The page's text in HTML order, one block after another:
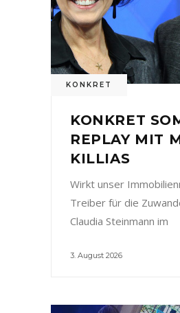
KONKRET
KONKRET
REPLAY MIT
KILLIAS
Wirkt unser
Treiber für die
Claudia Steinmann im
3. August 2026